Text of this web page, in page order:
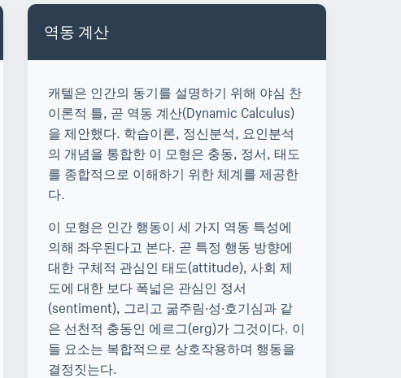
역동 계산
캐텔은 인간의 동기를 설명하기 위해 야심 찬
이론적 틀, 곧 역동 계산(Dynamic Calculus)
을 제안했다. 학습이론, 정신분석, 요인분석
의 개념을 통합한 이 모형은 충동, 정서, 태도
를 종합적으로 이해하기 위한 체계를 제공한
다.
이 모형은 인간 행동이 세 가지 역동 특성에
의해 좌우된다고 본다. 곧 특정 행동 방향에
대한 구체적 관심인 태도(attitude), 사회 제
도에 대한 보다 폭넓은 관심인 정서
(sentiment), 그리고 굶주림·성·호기심과 같
은 선천적 충동인 에르그(erg)가 그것이다. 이
들 요소는 복합적으로 상호작용하며 행동을
결정짓는다.